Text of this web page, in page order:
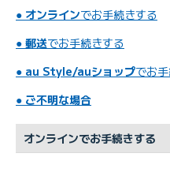
【KDDI請求】 請求先住
● オンラインでお手続きする
● 郵送でお手続きする
● au Style/auショップでお
● ご不明な場合
オンラインでお手続きする